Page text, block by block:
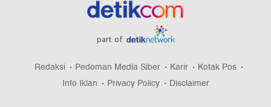
part of
Redaksi Pedoman Media Siber Karir
Kotak Pos
Info Iklan
Privacy Policy Disclaimer